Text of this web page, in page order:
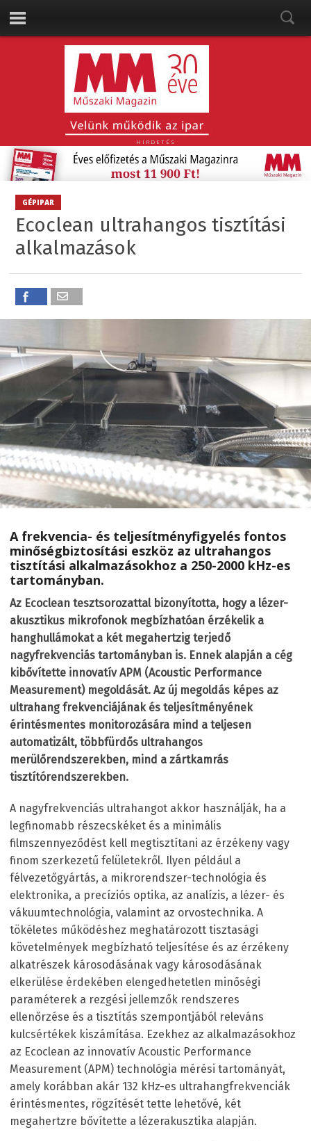
HIRDETÉS
GÉPIPAR
Ecoclean ultrahangos tisztítási
alkalmazások
A frekvencia- és teljesítményfigyelés fontos
minőségbiztosítási eszköz az ultrahangos
tisztítási alkalmazásokhoz a 250-2000 kHz-es
tartományban.
Az Ecoclean tesztsorozattal bizonyította, hogy a lézer-
akusztikus mikrofonok megbízhatóan érzékelik a
hanghullámokat a két megahertzig terjedő
nagyfrekvenciás tartományban is. Ennek alapján a cég
kibővítette innovatív APM (Acoustic Performance
Measurement) megoldását. Az új megoldás képes az
ultrahang frekvenciájának és teljesítményének
érintésmentes monitorozására mind a teljesen
automatizált, többfürdős ultrahangos
merülőrendszerekben, mind a zártkamrás
tisztítórendszerekben.
A nagyfrekvenciás ultrahangot akkor használják, ha a
legfinomabb részecskéket és a minimális
filmszennyeződést kell megtisztítani az érzékeny vagy
finom szerkezetű felületekről. Ilyen például a
félvezetőgyártás, a mikrorendszer-technológia és
elektronika, a precíziós optika, az analízis, a lézer- és
vákuumtechnológia, valamint az orvostechnika. A
tökéletes működéshez meghatározott tisztasági
követelmények megbízható teljesítése és az érzékeny
alkatrészek károsodásának vagy károsodásának
elkerülése érdekében elengedhetetlen minőségi
paraméterek a rezgési jellemzők rendszeres
ellenőrzése és a tisztítás szempontjából releváns
kulcsértékek kiszámítása. Ezekhez az alkalmazásokhoz
az Ecoclean az innovatív Acoustic Performance
Measurement (APM) technológia mérési tartományát,
amely korábban akár 132 kHz-es ultrahangfrekvenciák
érintésmentes, rögzítését tette lehetővé, két
megahertzre bővítette a lézerakusztika alapján.